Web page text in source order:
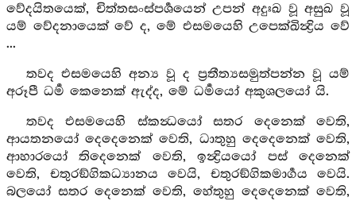
වේදයිතයෙක්, චිත්තසංස්පර්‍ශයෙන් උපන් අදුඃඛ වූ අසුඛ වූ
යම් වේදනායෙක් වේ ද, මේ එසමයෙහි උපෙක්ඛින්‍ද්‍රිය වේ
...
තවද එසමයෙහි අන්‍ය වූ ද ප්‍රතීත්‍යසමුත්පන්න වූ යම්
අරූපී ධර්‍ම කෙනෙක් ඇද්ද, මේ ධර්‍මයෝ අකුශලයෝ යි.
තවද එසමයෙහි ස්කන්‍ධයෝ සතර දෙනෙක් වෙති,
ආයතනයෝ දෙදෙනෙක් වෙති, ධාතුහු දෙදෙනෙක් වෙති,
ආහාරයෝ තිදෙනෙක් වෙති, ඉන්‍ද්‍රියයෝ පස් දෙනෙක්
වෙති, චතුරඞ්ගිකධ්‍යානය වෙයි, චතුරඞ්ගිකමාර්‍ගය වෙයි.
බලයෝ සතර දෙනෙක් වෙති, හේතුහු දෙදෙනෙක් වෙති,